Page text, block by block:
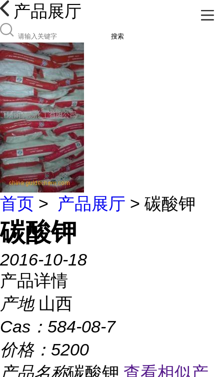
产品展厅
搜索
首页 > 产品展厅 > 碳酸钾
碳酸钾
2016-10-18
产品详情
产地 山西
Cas： 584-08-7
价格： 5200
产品名称碳酸钾 查看相似产